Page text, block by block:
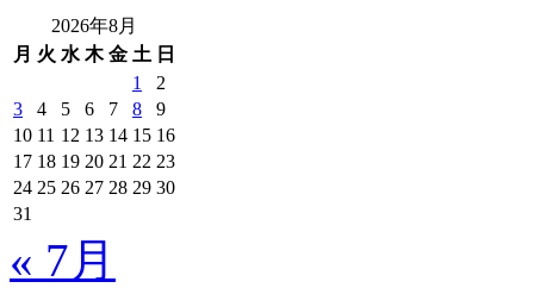
2026年8月
月 火 水 木 金 土 日
1
2
3
4 5 6 7 8
9
10 11 12 13 14 15 16
17 18 19 20 21 22 23
24 25 26 27 28 29 30
31
« 7月